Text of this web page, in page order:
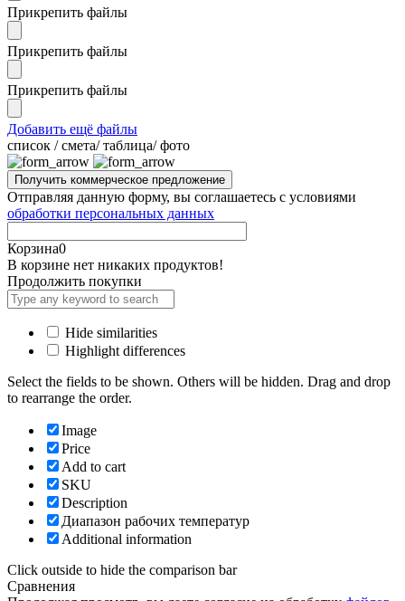
Прикрепить файлы
Прикрепить файлы
Прикрепить файлы
Добавить ещё файлы
cписок / смета/ таблица/ фото
Отправляя данную форму, вы соглашаетесь с условиями
обработки персональных данных
Корзина0
В корзине нет никаких продуктов!
Продолжить покупки
Hide similarities
Highlight differences
Select the fields to be shown. Others will be hidden. Drag and drop
to rearrange the order.
Image
Price
Add to cart
SKU
Description
Диапазон рабочих температур
Additional information
Click outside to hide the comparison bar
Сравнения